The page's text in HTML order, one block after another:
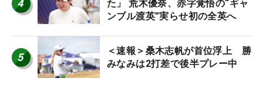
4
た」 荒木優奈、赤字覚悟の“ギャ
ンブル渡英”実らせ初の全英へ
5
＜速報＞桑木志帆が首位浮上 勝
みなみは2打差で後半プレー中